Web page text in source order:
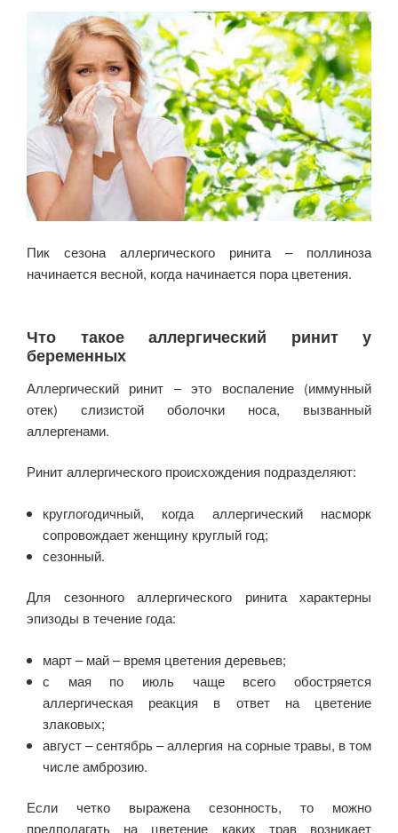
Пик сезона аллергического ринита – поллиноза
начинается весной, когда начинается пора цветения.
Что такое аллергический ринит у
беременных
Аллергический ринит – это воспаление (иммунный
отек) слизистой оболочки носа, вызванный
аллергенами.
Ринит аллергического происхождения подразделяют:
круглогодичный, когда аллергический насморк
сопровождает женщину круглый год;
сезонный.
Для сезонного аллергического ринита характерны
эпизоды в течение года:
март – май – время цветения деревьев;
с мая по июль чаще всего обостряется
аллергическая реакция в ответ на цветение
злаковых;
август – сентябрь – аллергия на сорные травы, в том
числе амброзию.
Если четко выражена сезонность, то можно
предполагать на цветение каких трав возникает